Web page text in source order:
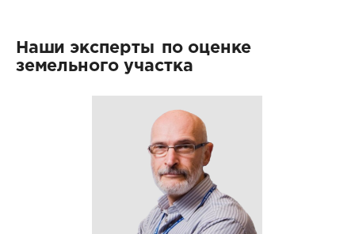
Наши эксперты по оценке
земельного участка